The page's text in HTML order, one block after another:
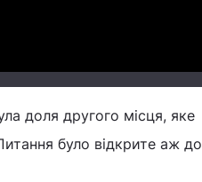
доля другого місця, яке
було відкрите аж до